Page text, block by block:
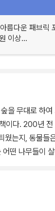
름다운 패브릭
이상...
을 무대로 하
이다. 200년 전
웠는지, 동물들
떤 나무들이
미국에서 활발